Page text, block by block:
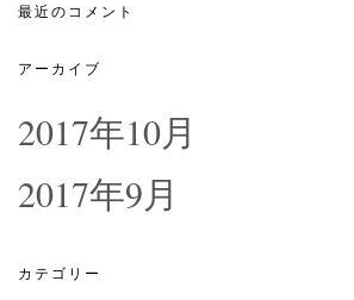
最近のコメント
アーカイブ
2017年10月
2017年9月
カテゴリー